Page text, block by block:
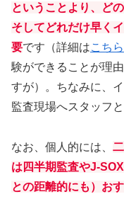
ということより、ど
そしてどれだけ早く
要です（詳細はこちら
験ができることが理
すが）。ちなみに、
監査現場へスタッフ
なお、個人的には、
は四半期監査やJ-
との距離的にも）お